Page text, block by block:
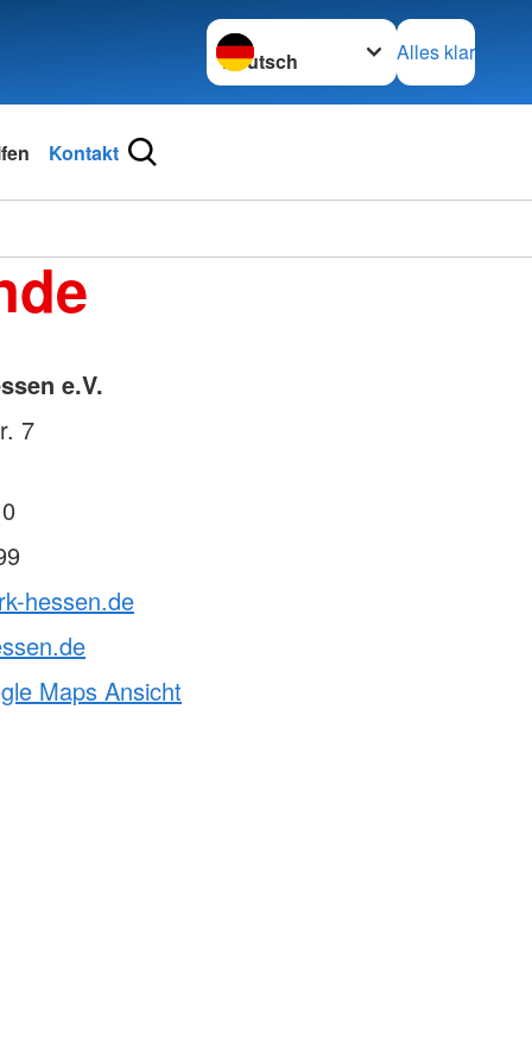
Sprache wechseln zu
Alles klar
Kontakt
e.V.
7
hessen.de
Maps Ansicht